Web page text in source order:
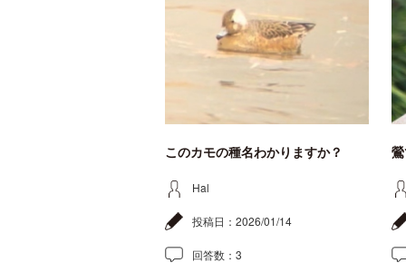
このカモの種名わかりますか？
Hal
投稿日： 2026/01/14
回答数： 3